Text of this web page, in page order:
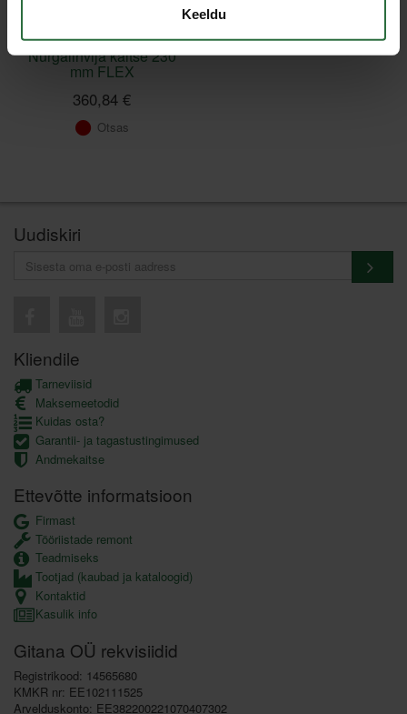
Keeldu
Nurgalihvija kaitse 230
mm FLEX
360,84 €
Otsas
Uudiskiri
Kliendile
Tarneviisid
Maksemeetodid
Kuidas osta?
Garantii- ja tagastustingimused
Andmekaitse
Ettevõtte informatsioon
Firmast
Tööriistade remont
Teadmiseks
Tootjad (kaubad ja kataloogid)
Kontaktid
Kasulik info
Gitana OÜ rekvisiidid
Registrikood: 14565680
KMKR nr: EE102111525
Arvelduskonto: EE382200221070407302